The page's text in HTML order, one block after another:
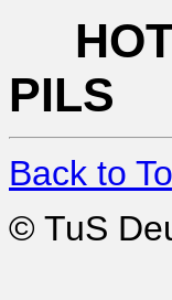
Back to
© TuS